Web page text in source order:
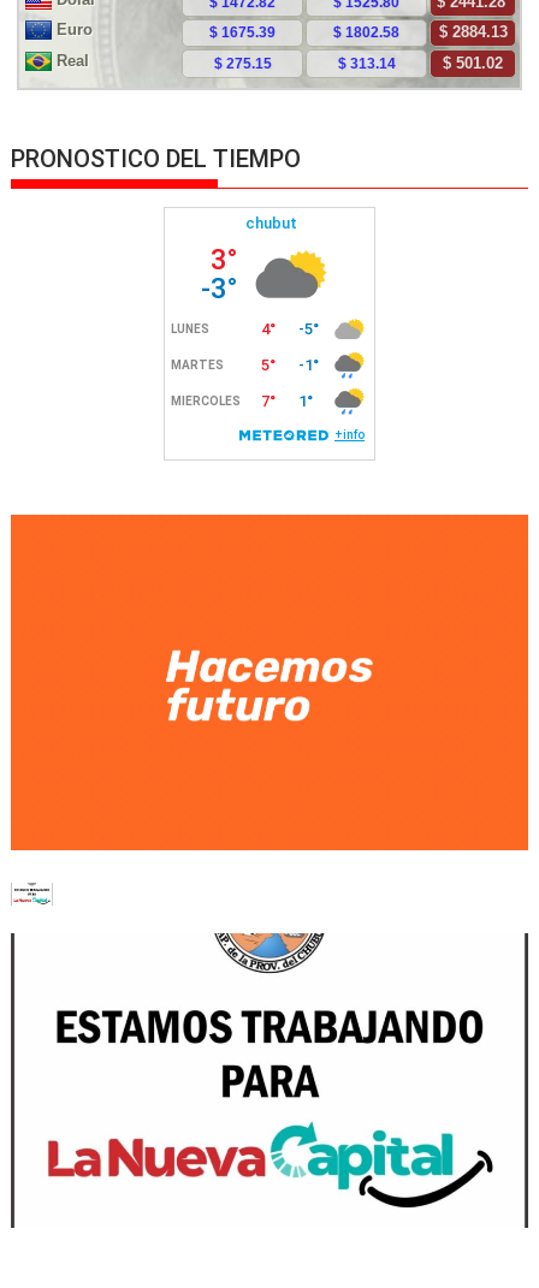
PRONOSTICO DEL TIEMPO